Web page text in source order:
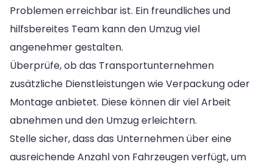
Problemen erreichbar ist. Ein freundliches und
hilfsbereites Team kann den Umzug viel
angenehmer gestalten.
Überprüfe, ob das Transportunternehmen
zusätzliche Dienstleistungen wie Verpackung oder
Montage anbietet. Diese können dir viel Arbeit
abnehmen und den Umzug erleichtern.
Stelle sicher, dass das Unternehmen über eine
ausreichende Anzahl von Fahrzeugen verfügt, um